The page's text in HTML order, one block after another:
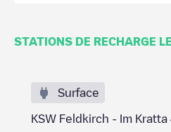
STATIONS DE RECHARGE
Surface
KSW Feldkirch - Im Kratta